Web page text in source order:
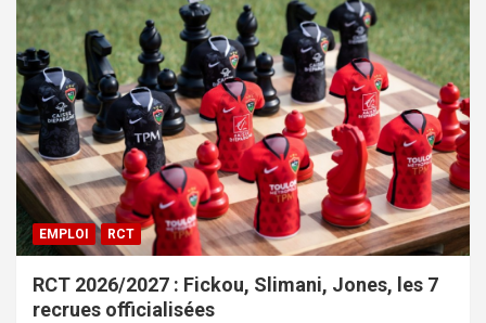
EMPLOI RCT
RCT 2026/2027 : Fickou, Slimani, Jones, les 7
recrues officialisées